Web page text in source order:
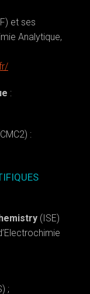
et ses
Analytique,
:
:
(ISE)
;